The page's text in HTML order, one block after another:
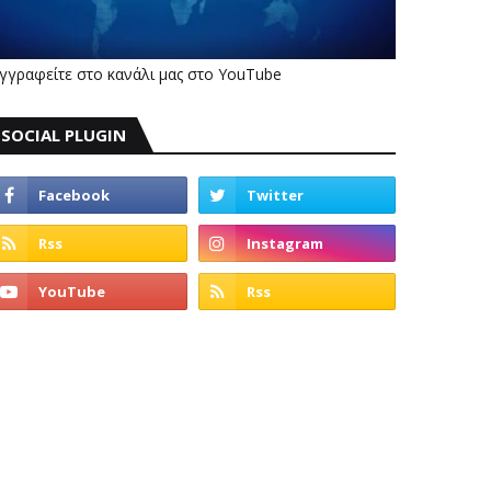
στο κανάλι μας στο YouTube
SOCIAL PLUGIN